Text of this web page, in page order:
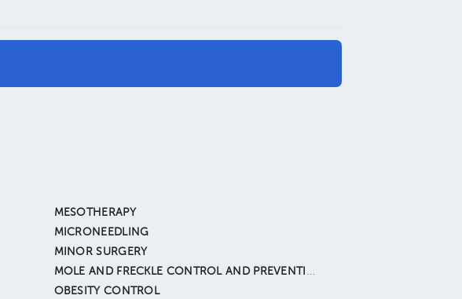
MESOTHERAPY
MICRONEEDLING
MINOR SURGERY
MOLE AND FRECKLE CONTROL AND PREVENTION
OBESITY CONTROL